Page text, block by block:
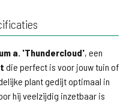
a. 'Thundercloud', een
die perfect is voor jouw tuin of
plant gedijt optimaal in
hij veelzijdig inzetbaar is